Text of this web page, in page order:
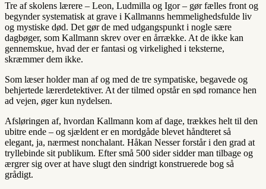
Tre af skolens lærere – Leon, Ludmilla og Igor – gør fælles front og
begynder systematisk at grave i Kallmanns hemmelighedsfulde liv
og mystiske død. Det gør de med udgangspunkt i nogle sære
dagbøger, som Kallmann skrev over en årrække. At de ikke kan
gennemskue, hvad der er fantasi og virkelighed i teksterne,
skræmmer dem ikke.
Som læser holder man af og med de tre sympatiske, begavede og
behjertede lærerdetektiver. At der tilmed opstår en sød romance hen
ad vejen, øger kun nydelsen.
Afsløringen af, hvordan Kallmann kom af dage, trækkes helt til den
ubitre ende – og sjældent er en mordgåde blevet håndteret så
elegant, ja, nærmest nonchalant. Håkan Nesser forstår i den grad at
tryllebinde sit publikum. Efter små 500 sider sidder man tilbage og
ærgrer sig over at have slugt den sindrigt konstruerede bog så
grådigt.